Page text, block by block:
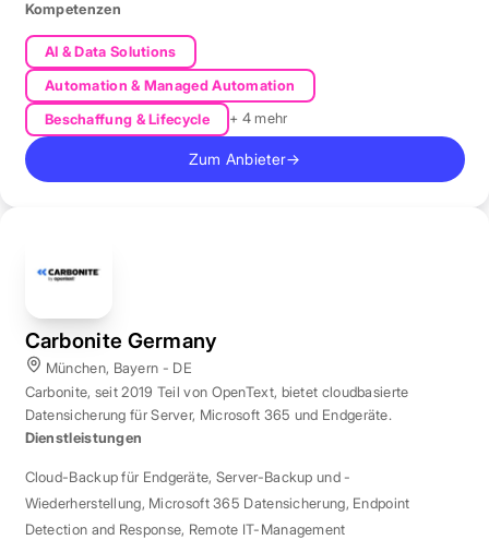
produktive Datenbestände weltweit.
Kompetenzen
AI & Data Solutions
Automation & Managed Automation
Beschaffung & Lifecycle
+ 4 mehr
Zum Anbieter→
Carbonite Germany
München, Bayern - DE
Carbonite, seit 2019 Teil von OpenText, bietet cloudbasierte
Datensicherung für Server, Microsoft 365 und Endgeräte.
Dienstleistungen
Cloud-Backup für Endgeräte, Server-Backup und -
Wiederherstellung, Microsoft 365 Datensicherung, Endpoint
Detection and Response, Remote IT-Management